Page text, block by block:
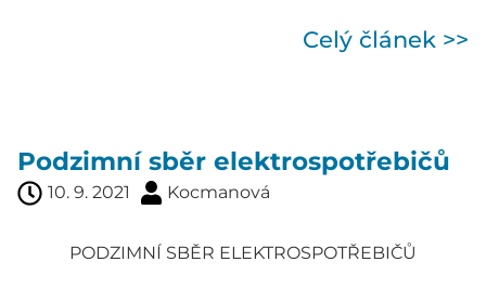
Celý článek >>
Podzimní sběr elektrospotřebičů
10. 9. 2021 Kocmanová
PODZIMNÍ SBĚR ELEKTROSPOTŘEBIČŮ